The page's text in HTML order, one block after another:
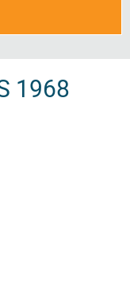
1968